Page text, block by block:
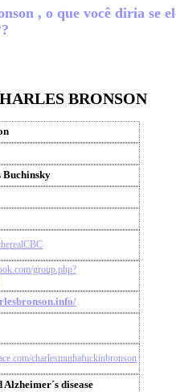
, o que você diria se
BRONSON
Buchinsky
group.php?
charlesmuthafuckinbronson
disease